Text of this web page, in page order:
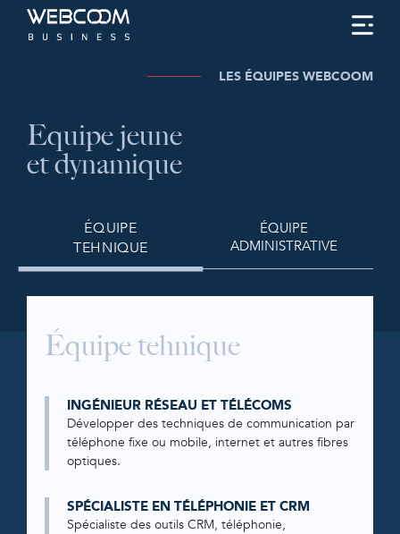
ACCUEIL
CONTACTS
LES ÉQUIPES WEBCOOM
Equipe jeune
et dynamique
ÉQUIPE
TEHNIQUE
ÉQUIPE
ADMINISTRATIVE
Équipe tehnique
INGÉNIEUR RÉSEAU ET TÉLÉCOMS
Développer des techniques de communication par
téléphone fixe ou mobile, internet et autres fibres
optiques.
SPÉCIALISTE EN TÉLÉPHONIE ET CRM
Spécialiste des outils CRM, téléphonie,